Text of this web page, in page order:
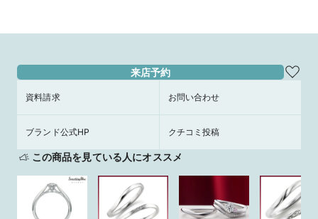
来店予約
資料請求 お問い合わせ
ブランド公式HP クチコミ投稿
この商品を見ている人にオススメ